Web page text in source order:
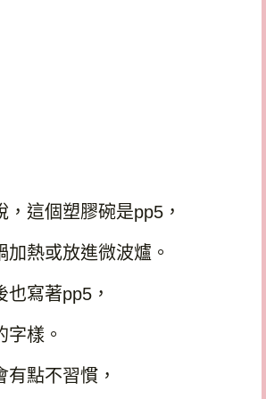
，這個塑膠碗是pp5 ，
加熱或放進微波爐。
也寫著pp5 ，
字樣。
點不習慣，